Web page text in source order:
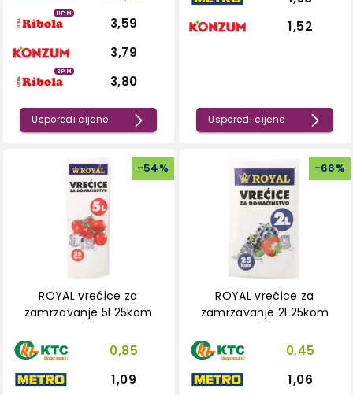
HPM
3,59
3,79
SPM
3,80
Usporedi cijene
1,52
Usporedi cijene
-54%
ROYAL vrećice za
zamrzavanje 5l 25kom
0,85
1,09
-66%
ROYAL vrećice za
zamrzavanje 2l 25kom
0,45
1,06